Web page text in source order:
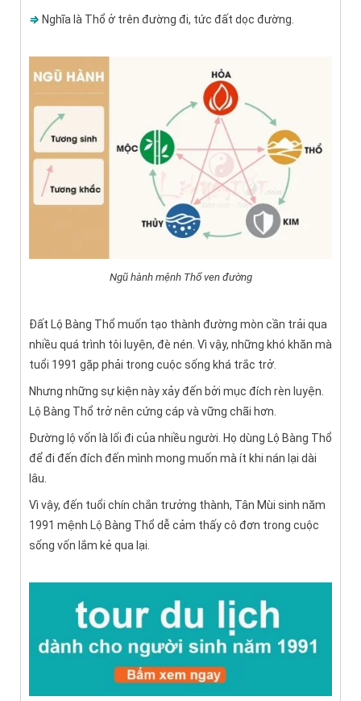
⇒ Nghĩa là Thổ ở trên đường đi, tức đất dọc đường.
Ngũ hành mệnh Thổ ven đường
Đất Lộ Bàng Thổ muốn tạo thành đường mòn cần trải qua
nhiều quá trình tôi luyện, đè nén. Vì vậy, những khó khăn mà
tuổi 1991 gặp phải trong cuộc sống khá trắc trở.
Nhưng những sự kiện này xảy đến bởi mục đích rèn luyện.
Lộ Bàng Thổ trở nên cứng cáp và vững chãi hơn.
Đường lộ vốn là lối đi của nhiều người. Họ dùng Lộ Bàng Thổ
để đi đến đích đến mình mong muốn mà ít khi nán lại dài
lâu.
Vì vậy, đến tuổi chín chắn trưởng thành, Tân Mùi sinh năm
1991 mệnh Lộ Bàng Thổ dễ cảm thấy cô đơn trong cuộc
sống vốn lắm kẻ qua lại.